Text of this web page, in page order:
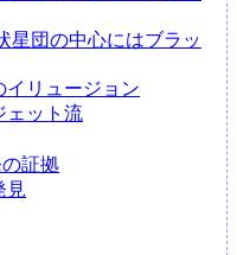
星団の中心にはブラッ
リュージョン
ェット流
証拠
見